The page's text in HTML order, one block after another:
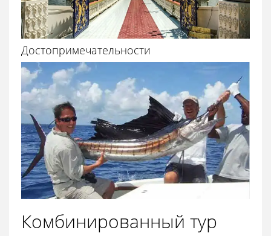
Достопримечательности
Комбинированный тур